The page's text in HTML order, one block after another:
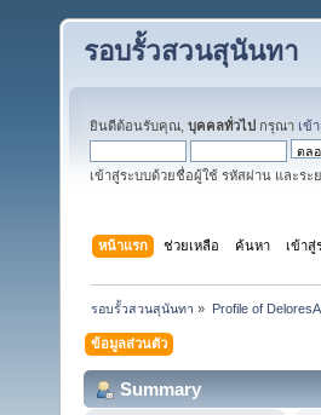
รอบรั้วสวนสุนันทา
ยินดีต้อนรับคุณ, บุคคลทั่วไป กรุณา เข้
เข้าสู่ระบบด้วยชื่อผู้ใช้ รหัสผ่าน และระ
หน้าแรก ช่วยเหลือ ค้นหา เข้าสู่
รอบรั้วสวนสุนันทา » Profile of
ข้อมูลส่วนตัว
Summary